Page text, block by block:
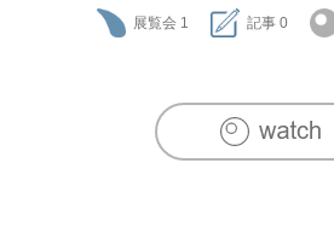
展覧会 1 記事 0